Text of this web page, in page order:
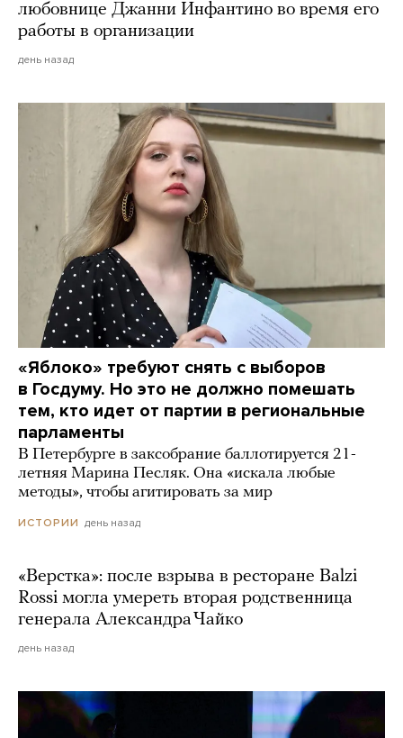
любовнице Джанни Инфантино во время его
работы в организации
день назад
«Яблоко» требуют снять с выборов
в Госдуму. Но это не должно помешать
тем, кто идет от партии в региональные
парламенты
В Петербурге в заксобрание баллотируется 21-
летняя Марина Песляк. Она «искала любые
методы», чтобы агитировать за мир
ИСТОРИИ день назад
«Верстка»: после взрыва в ресторане Balzi
Rossi могла умереть вторая родственница
генерала Александра Чайко
день назад